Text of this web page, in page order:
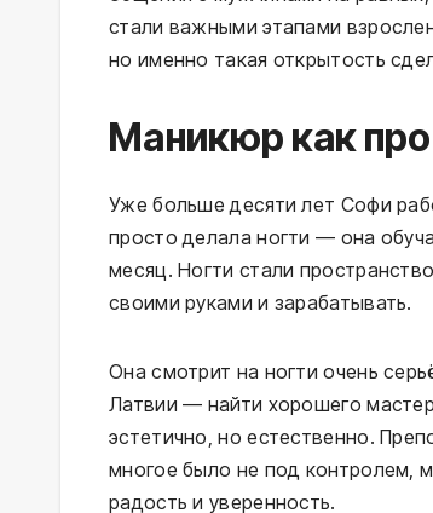
стали важными этапами
но именно такая открытость
Маникюр как
Уже больше десяти лет Софи
просто делала ногти — она
месяц. Ногти стали
своими руками и зарабатывать.
Она смотрит на ногти очень
Латвии — найти хорошего
эстетично, но естественно.
многое было не под контролем,
радость и уверенность.